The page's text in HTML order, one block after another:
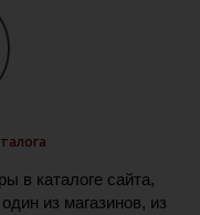
в каталоге сайта,
из магазинов, из